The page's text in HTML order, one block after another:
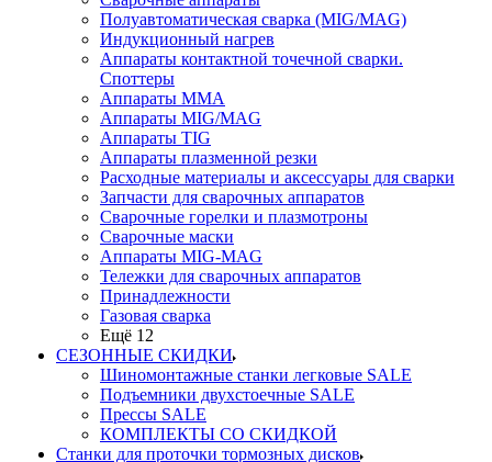
Полуавтоматическая сварка (MIG/MAG)
Индукционный нагрев
Аппараты контактной точечной сварки.
Споттеры
Аппараты MMA
Аппараты MIG/MAG
Аппараты TIG
Аппараты плазменной резки
Расходные материалы и аксессуары для сварки
Запчасти для сварочных аппаратов
Сварочные горелки и плазмотроны
Сварочные маски
Аппараты MIG-MAG
Тележки для сварочных аппаратов
Принадлежности
Газовая сварка
Ещё 12
СЕЗОННЫЕ СКИДКИ
Шиномонтажные станки легковые SALE
Подъемники двухстоечные SALE
Прессы SALE
КОМПЛЕКТЫ СО СКИДКОЙ
Станки для проточки тормозных дисков